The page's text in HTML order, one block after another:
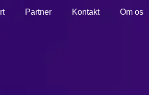
Partner Kontakt Om os